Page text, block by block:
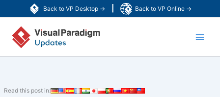
Back to VP Desktop → Back to VP Online →
ke
konten
Read this post in: